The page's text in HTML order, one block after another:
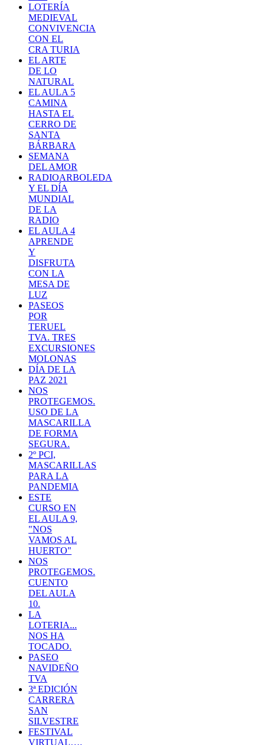
LOTERÍA
MEDIEVAL
CONVIVENCIA
CON EL
CRA TURIA
EL ARTE
DE LO
NATURAL
EL AULA 5
CAMINA
HASTA EL
CERRO DE
SANTA
BÁRBARA
SEMANA
DEL AMOR
RADIOARBOLEDA
Y EL DÍA
MUNDIAL
DE LA
RADIO
EL AULA 4
APRENDE
Y
DISFRUTA
CON LA
MESA DE
LUZ
PASEOS
POR
TERUEL
TVA. TRES
EXCURSIONES
MOLONAS
DÍA DE LA
PAZ 2021
NOS
PROTEGEMOS.
USO DE LA
MASCARILLA
DE FORMA
SEGURA.
2º PCI,
MASCARILLAS
PARA LA
PANDEMIA
ESTE
CURSO EN
EL AULA 9,
"NOS
VAMOS AL
HUERTO"
NOS
PROTEGEMOS.
CUENTO
DEL AULA
10.
LA
LOTERIA...
NOS HA
TOCADO.
PASEO
NAVIDEÑO
TVA
3ª EDICIÓN
CARRERA
SAN
SILVESTRE
FESTIVAL
VIRTUAL….